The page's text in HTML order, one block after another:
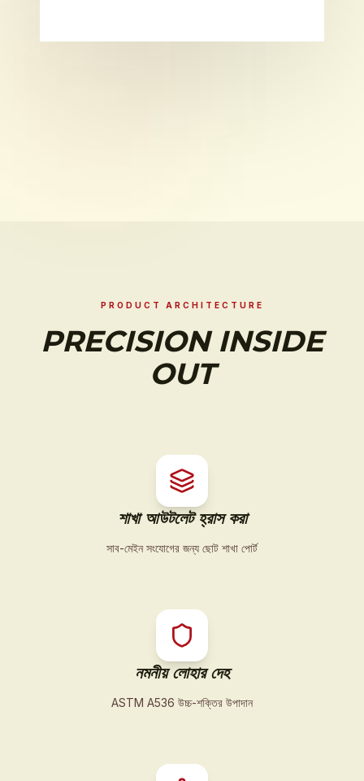
PRODUCT ARCHITECTURE
PRECISION INSIDE
OUT
শাখা আউটলেট হ্রাস করা
সাব-মেইন সংযোগের জন্য ছোট শাখা পোর্ট
নমনীয় লোহার দেহ
ASTM A536 উচ্চ-শক্তির উপাদান